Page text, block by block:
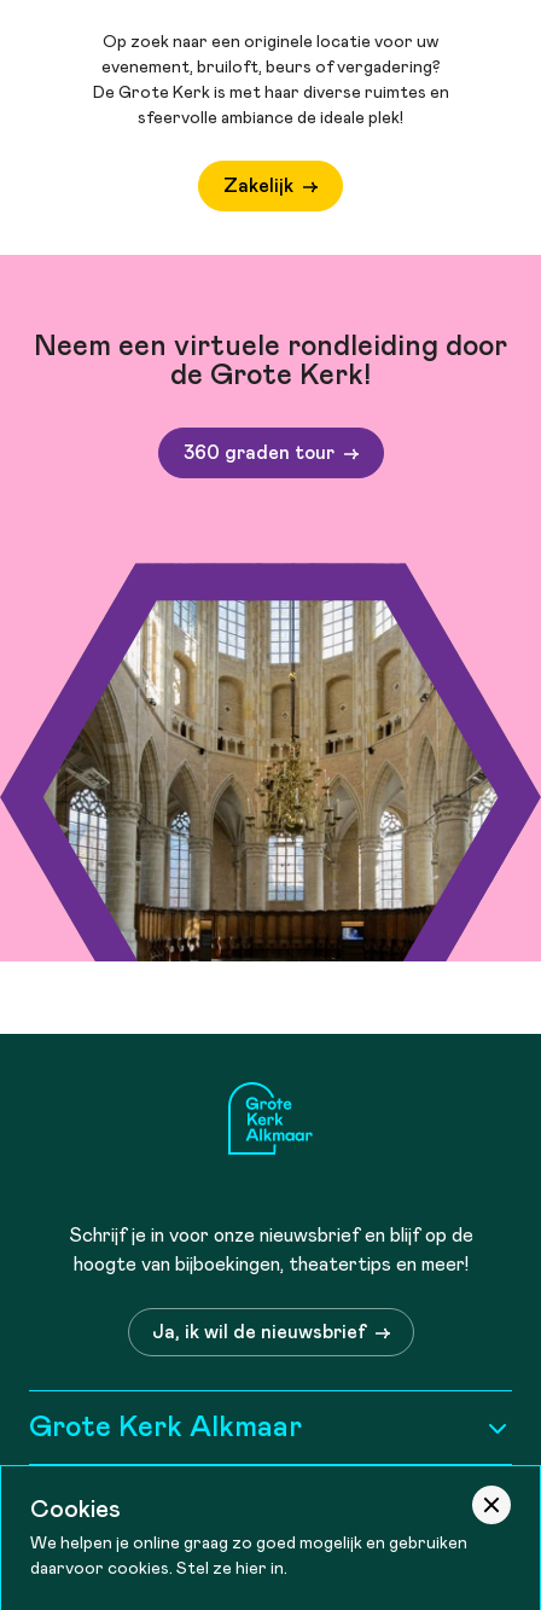
Op zoek naar een originele locatie voor uw
evenement, bruiloft, beurs of vergadering?
De Grote Kerk is met haar diverse ruimtes en
sfeervolle ambiance de ideale plek!
Zakelijk
Neem een virtuele rondleiding door
de Grote Kerk!
360 graden tour
Schrijf je in voor onze nieuwsbrief en blijf op de
hoogte van bijboekingen, theatertips en meer!
Ja, ik wil de nieuwsbrief
Grote Kerk Alkmaar
Openingstijden
Informatie
Tourist information
Contact
Cookies
We helpen je online graag zo goed mogelijk en gebruiken
daarvoor cookies. Stel ze hier in.